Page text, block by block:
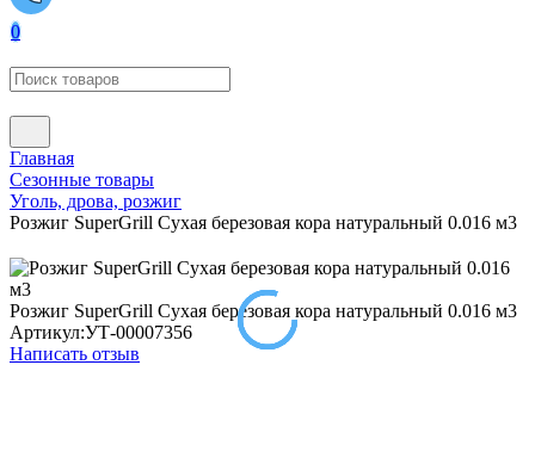
0
Главная
Сезонные товары
Уголь, дрова, розжиг
Розжиг SuperGrill Сухая березовая кора натуральный 0.016 м3
Розжиг SuperGrill Сухая березовая кора натуральный 0.016 м3
Артикул:УТ-00007356
Написать отзыв